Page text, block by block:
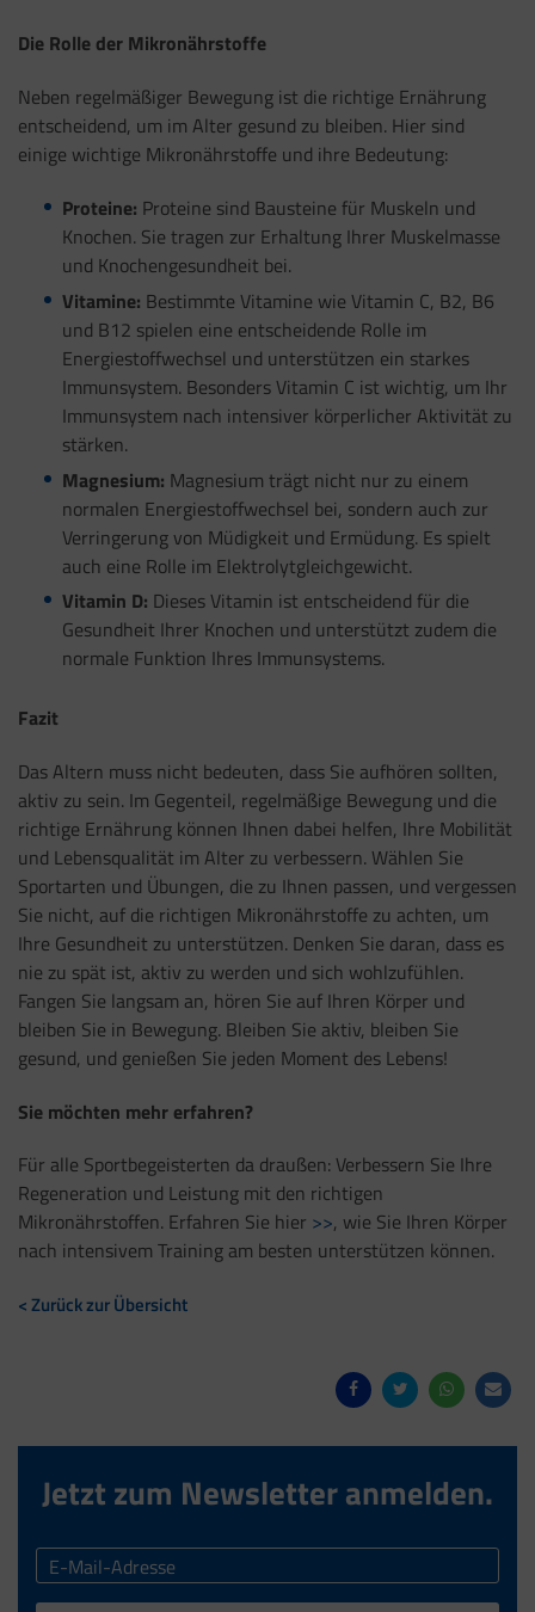
Die Rolle der Mikronährstoffe
Neben regelmäßiger Bewegung ist die richtige Ernährung
entscheidend, um im Alter gesund zu bleiben. Hier sind
einige wichtige Mikronährstoffe und ihre Bedeutung:
Proteine: Proteine sind Bausteine für Muskeln und
Knochen. Sie tragen zur Erhaltung Ihrer Muskelmasse
und Knochengesundheit bei.
Vitamine: Bestimmte Vitamine wie Vitamin C, B2, B6
und B12 spielen eine entscheidende Rolle im
Energiestoffwechsel und unterstützen ein starkes
Immunsystem. Besonders Vitamin C ist wichtig, um Ihr
Immunsystem nach intensiver körperlicher Aktivität zu
stärken.
Magnesium: Magnesium trägt nicht nur zu einem
normalen Energiestoffwechsel bei, sondern auch zur
Verringerung von Müdigkeit und Ermüdung. Es spielt
auch eine Rolle im Elektrolytgleichgewicht.
Vitamin D: Dieses Vitamin ist entscheidend für die
Gesundheit Ihrer Knochen und unterstützt zudem die
normale Funktion Ihres Immunsystems.
Fazit
Das Altern muss nicht bedeuten, dass Sie aufhören sollten,
aktiv zu sein. Im Gegenteil, regelmäßige Bewegung und die
richtige Ernährung können Ihnen dabei helfen, Ihre Mobilität
und Lebensqualität im Alter zu verbessern. Wählen Sie
Sportarten und Übungen, die zu Ihnen passen, und vergessen
Sie nicht, auf die richtigen Mikronährstoffe zu achten, um
Ihre Gesundheit zu unterstützen. Denken Sie daran, dass es
nie zu spät ist, aktiv zu werden und sich wohlzufühlen.
Fangen Sie langsam an, hören Sie auf Ihren Körper und
bleiben Sie in Bewegung. Bleiben Sie aktiv, bleiben Sie
gesund, und genießen Sie jeden Moment des Lebens!
Sie möchten mehr erfahren?
Für alle Sportbegeisterten da draußen: Verbessern Sie Ihre
Regeneration und Leistung mit den richtigen
Mikronährstoffen. Erfahren Sie hier >>, wie Sie Ihren Körper
nach intensivem Training am besten unterstützen können.
< Zurück zur Übersicht
Jetzt zum Newsletter anmelden.